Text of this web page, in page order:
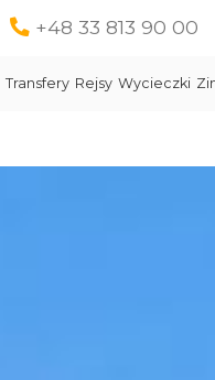
+48 33 813 90 00
Transfery Rejsy Wycieczki